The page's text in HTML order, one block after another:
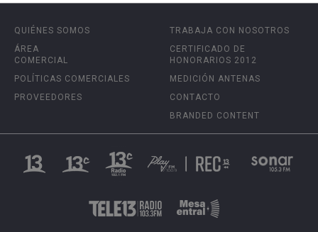
QUIÉNES SOMOS
ÁREA
COMERCIAL
POLÍTICAS COMERCIALES
PROVEEDORES
TRABAJA CON NOSOTROS
CERTIFICADO DE
HONORARIOS 2012
MEDICIÓN ANTENAS
CONTACTO
BRANDED CONTENT